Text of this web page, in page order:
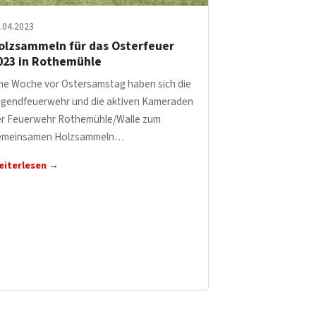
für das Osterfeuer
in Rothemühle
Woche vor Ostersamstag haben sich die
und die aktiven Kameraden
Feuerwehr Rothemühle/Walle zum
Holzsammeln…
→